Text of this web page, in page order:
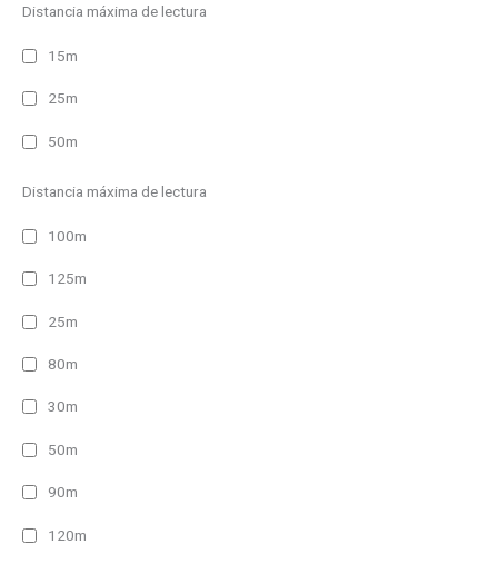
Distancia máxima de lectura
15m
25m
50m
Distancia máxima de lectura
100m
125m
25m
80m
30m
50m
90m
120m